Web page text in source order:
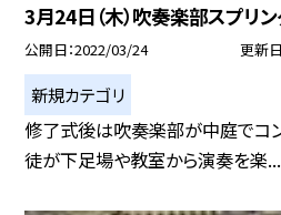
3月24日（木）吹奏楽部スプリ
公開日 2022/03/24 更新日
新規カテゴリ
修了式後は吹奏楽部が中庭でコ
徒が下足場や教室から演奏を楽...